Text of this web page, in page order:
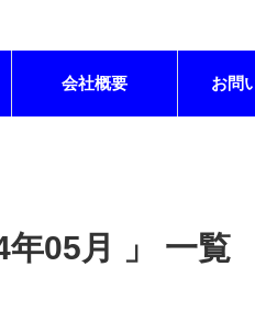
会社概要 お問
年05月 」 一覧